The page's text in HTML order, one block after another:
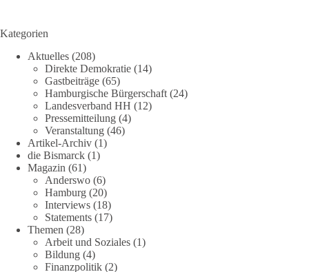
Kategorien
Aktuelles (208)
Direkte Demokratie (14)
Gastbeiträge (65)
Hamburgische Bürgerschaft (24)
Landesverband HH (12)
Pressemitteilung (4)
Veranstaltung (46)
Artikel-Archiv (1)
die Bismarck (1)
Magazin (61)
Anderswo (6)
Hamburg (20)
Interviews (18)
Statements (17)
Themen (28)
Arbeit und Soziales (1)
Bildung (4)
Finanzpolitik (2)